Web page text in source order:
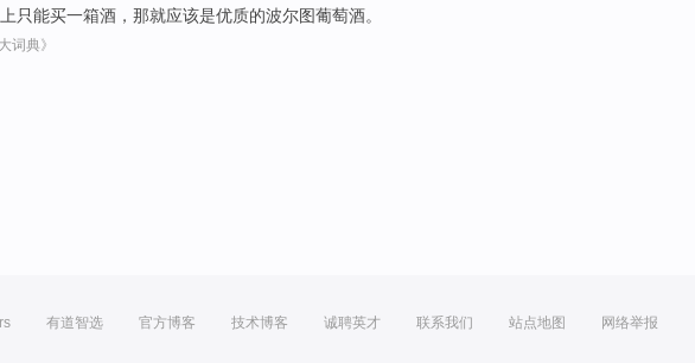
只能买一箱酒 ， 那就应该是优质的波尔图葡萄酒。
词典》
有道智选 官方博客 技术博客 诚聘英才 联系我们 站点地图 网络举报